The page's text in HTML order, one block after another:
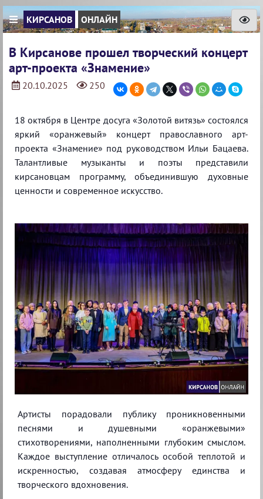
КИРСАНОВ ОНЛАЙН
В Кирсанове прошел творческий концерт
арт-проекта «Знамение»
20.10.2025 250
18 октября в Центре досуга «Золотой витязь» состоялся
яркий «оранжевый» концерт православного арт-
проекта «Знамение» под руководством Ильи Бацаева.
Талантливые музыканты и поэты представили
кирсановцам программу, объединившую духовные
ценности и современное искусство. ⁣
Артисты порадовали публику проникновенными
песнями и душевными «оранжевыми»
стихотворениями, наполненными глубоким смыслом.
Каждое выступление отличалось особой теплотой и
искренностью, создавая атмосферу единства и
творческого вдохновения.